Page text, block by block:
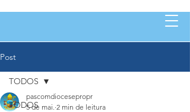
Post
TODOS
TODOS
pascomdiocesepropr
5 de mai. 2 min de leitura